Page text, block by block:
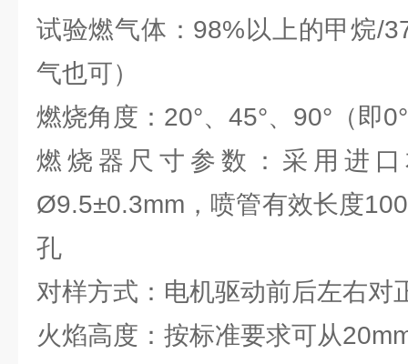
试验燃气体：98%以上的甲烷/
气也可）
燃烧角度：20°、45°、90°（即
燃烧器尺寸参数：采用进
Ø9.5±0.3mm，喷管有效长度
孔
对样方式：电机驱动前后左右对
火焰高度：按标准要求可从